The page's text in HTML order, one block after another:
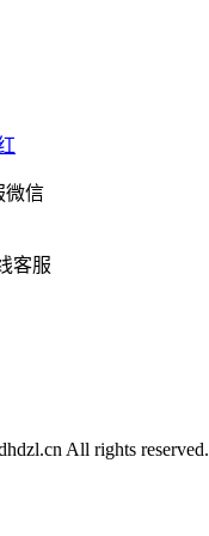
微信
All rights reserved.